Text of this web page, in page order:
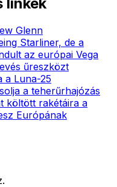
Glenn
Starliner, de a
az európai Vega
űreszközt
a Luna-25
a teherűrhajózás
költött rakétáira a
Európának